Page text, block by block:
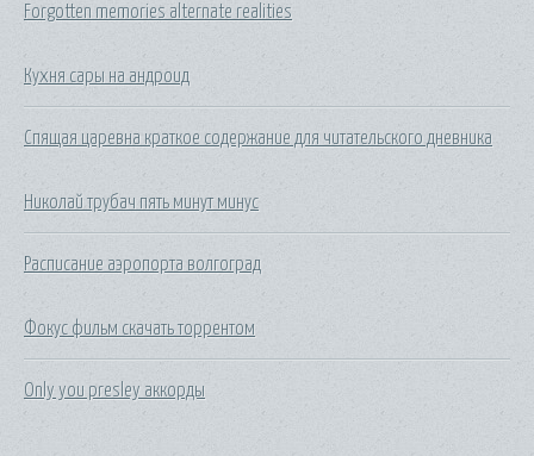
Forgotten memories alternate realities
Кухня сары на андроид
Спящая царевна краткое содержание для читательского дневника
Николай трубач пять минут минус
Расписание аэропорта волгоград
Фокус фильм скачать торрентом
Only you presley аккорды